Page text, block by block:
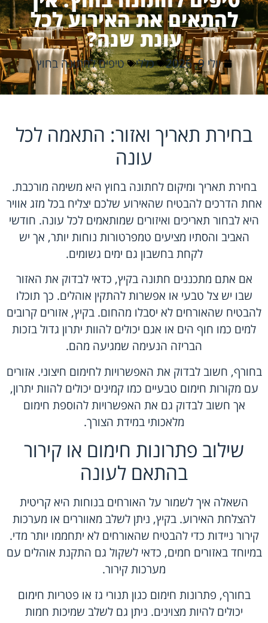
להתאים את האירוע לכל
עונת שנה?
יולי 9, 2026 כללי טיפים לחתונה בחוץ
בחירת תאריך ואזור: התאמה לכל
עונה
בחירת תאריך ומיקום לחתונה בחוץ היא משימה מורכבת.
אחת הדרכים להבטיח שהאירוע שלכם יצליח בכל מזג אוויר
היא לבחור תאריכים ואיזורים שמותאמים לכל עונה. חודשי
האביב והסתיו מציעים טמפרטורות נוחות יותר, אך יש
לקחת בחשבון גם ימים גשומים.
אם אתם מתכננים חתונה בקיץ, כדאי לבדוק את האזור
שבו יש צל טבעי או אפשרות להתקין אוהלים. כך תוכלו
להבטיח שהאורחים לא יסבלו מהחום. בקיץ, אזורים קרובים
למים כמו חוף הים או אגם יכולים להוות יתרון גדול בזכות
הבריזה הנעימה שמגיעה מהם.
בחורף, חשוב לבדוק את האפשרויות לחימום חיצוני. אזורים
עם מקורות חימום טבעיים כמו קמינים יכולים להוות יתרון,
אך חשוב לבדוק גם את האפשרויות להוספת חימום
מלאכותי במידת הצורך.
שילוב פתרונות חימום או קירור
בהתאם לעונה
השאלה איך לשמור על האורחים בנוחות היא קריטית
להצלחת האירוע. בקיץ, ניתן לשלב מאווררים או מערכות
קירור ניידות כדי להבטיח שהאורחים לא יתחממו יותר מדי.
במיוחד באזורים חמים, כדאי לשקול גם התקנת אוהלים עם
מערכות קירור.
בחורף, פתרונות חימום כגון תנורי גז או פטריות חימום
יכולים להיות מצוינים. ניתן גם לשלב שמיכות חמות